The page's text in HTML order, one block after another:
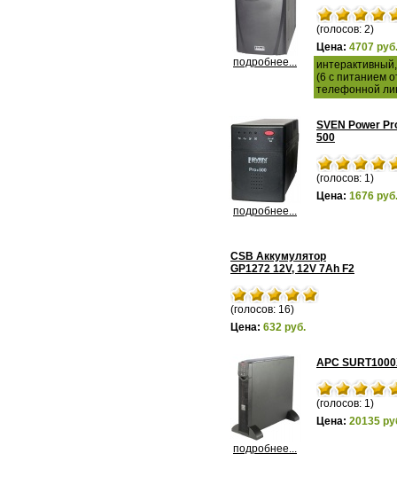
подробнее...
(голосов: 2)
Цена: 4707 руб.
(6 с питанием
телефонной
подробнее...
SVEN Power
500
(голосов: 1)
Цена: 1676 руб.
CSB Аккумулятор
GP1272 12V, 12V 7Ah F2
(голосов: 16)
Цена: 632 руб.
подробнее...
APC
(голосов: 1)
Цена: 20135